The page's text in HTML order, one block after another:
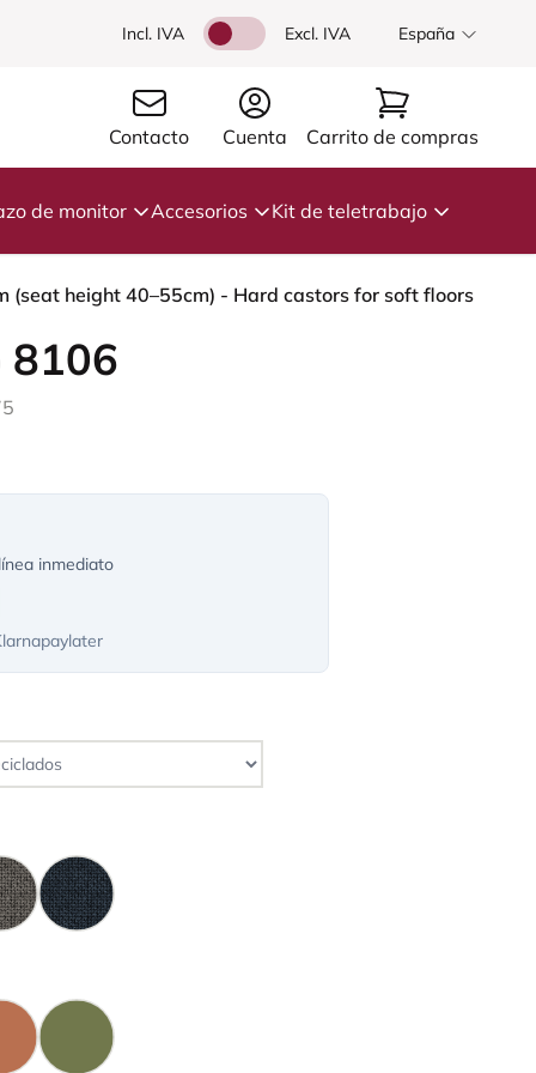
Incl. IVA Excl. IVA España
Contacto Cuenta Carrito de compras
de monitor Accesorios Kit de teletrabajo
(seat height 40–55cm) - Hard castors for soft floors
8106
inmediato